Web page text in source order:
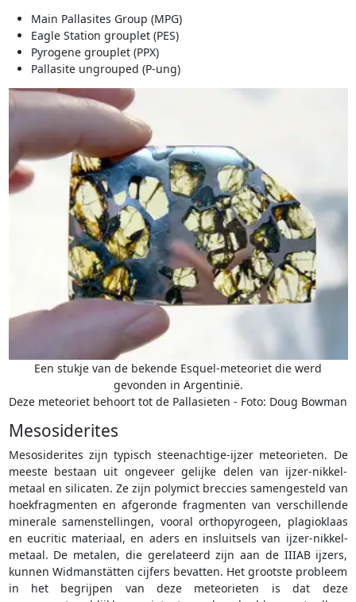
Main Pallasites Group (MPG)
Eagle Station grouplet (PES)
Pyrogene grouplet (PPX)
Pallasite ungrouped (P-ung)
Een stukje van de bekende Esquel-meteoriet die werd
gevonden in Argentinië.
Deze meteoriet behoort tot de Pallasieten - Foto: Doug Bowman
Mesosiderites
Mesosiderites zijn typisch steenachtige-ijzer meteorieten. De
meeste bestaan uit ongeveer gelijke delen van ijzer-nikkel-
metaal en silicaten. Ze zijn polymict breccies samengesteld van
hoekfragmenten en afgeronde fragmenten van verschillende
minerale samenstellingen, vooral orthopyrogeen, plagioklaas
en eucritic materiaal, en aders en insluitsels van ijzer-nikkel-
metaal. De metalen, die gerelateerd zijn aan de IIIAB ijzers,
kunnen Widmanstätten cijfers bevatten. Het grootste probleem
in het begrijpen van deze meteorieten is dat deze